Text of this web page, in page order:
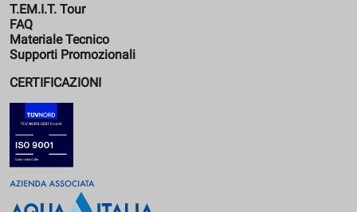
T.EM.I.T. Tour
FAQ
Materiale Tecnico
Supporti Promozionali
CERTIFICAZIONI